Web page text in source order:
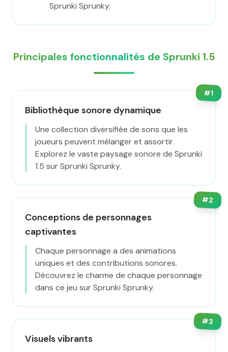
Sprunki Sprunky.
Principales fonctionnalités de Sprunki 1.5
#1
Bibliothèque sonore dynamique
Une collection diversifiée de sons que les
joueurs peuvent mélanger et assortir.
Explorez le vaste paysage sonore de Sprunki
1.5 sur Sprunki Sprunky.
#2
Conceptions de personnages
captivantes
Chaque personnage a des animations
uniques et des contributions sonores.
Découvrez le charme de chaque personnage
dans ce jeu sur Sprunki Sprunky.
#3
Visuels vibrants